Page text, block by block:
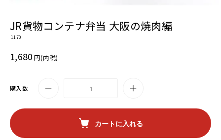
JR貨物コンテナ弁当 大阪の焼肉編
1170
1,680 円(内税)
購入数
カートに入れる